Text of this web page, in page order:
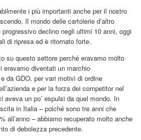
i più importanti anche per il nostro
Il mondo delle cartolerie d’altro
declino negli ultimi 10 anni, oggi
di ripresa ed è ritornato forte.
su questo settore perché eravamo molto
eravamo diventati un marchio
da GDO, per vari motivi di ordine
e per la forza dei competitor nel
un po’ espulsi da quel mondo. In
in Italia – poiché sono tre anni che
all’anno – abbiamo recuperato molto anche
di debolezza precedente.